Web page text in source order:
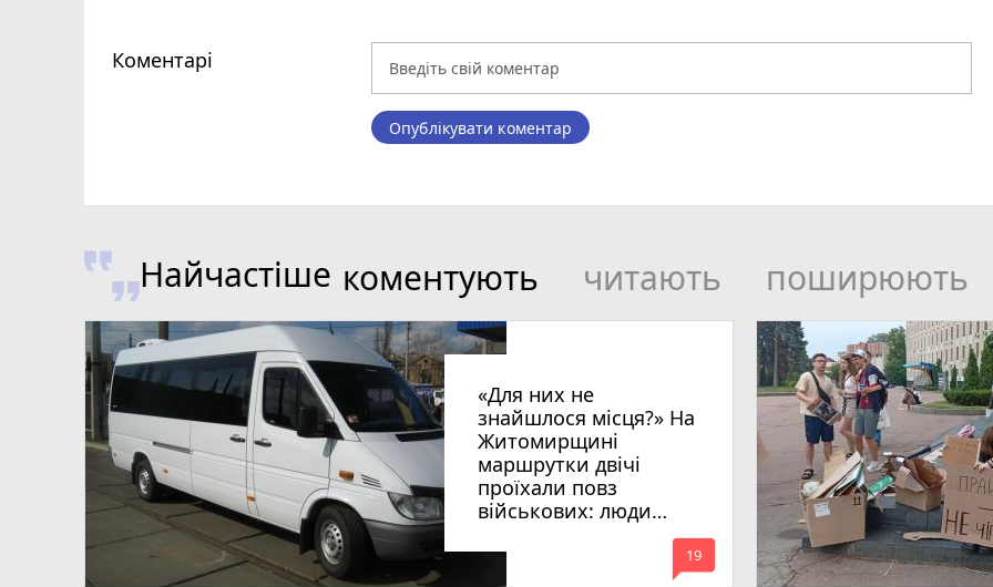
Коментарі
Опублікувати коментар
Найчастіше коментують читають поширюють
«Для них не
знайшлося місця?» На
Житомирщині
маршрутки двічі
проїхали повз
військових: люди
вимагають покарати
винних
mode_comment
19